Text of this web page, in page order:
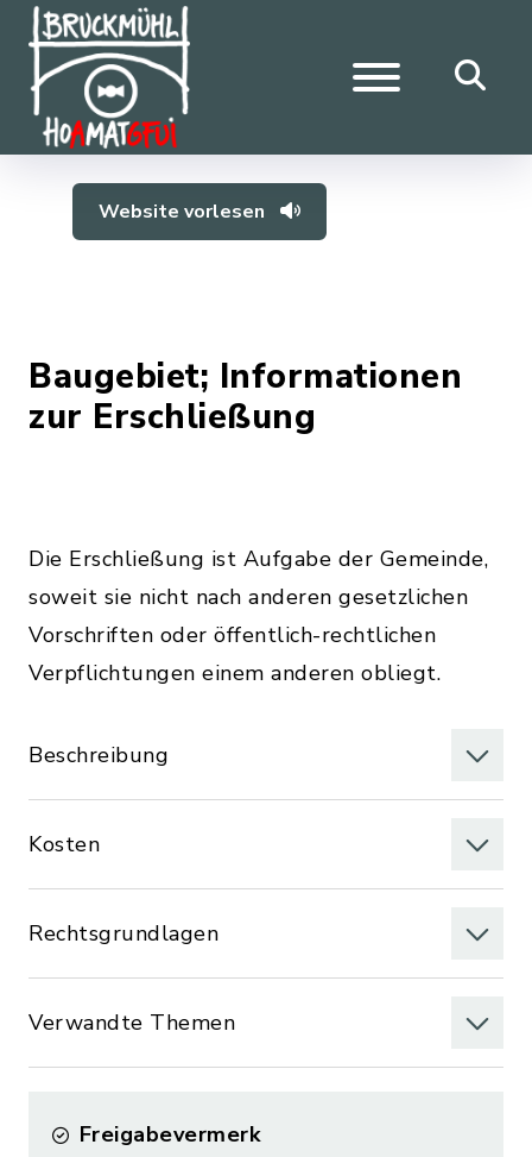
Website vorlesen
Baugebiet; Informationen
zur Erschließung
Die Erschließung ist Aufgabe der Gemeinde,
soweit sie nicht nach anderen gesetzlichen
Vorschriften oder öffentlich-rechtlichen
Verpflichtungen einem anderen obliegt.
Beschreibung
Kosten
Rechtsgrundlagen
Verwandte Themen
Freigabevermerk